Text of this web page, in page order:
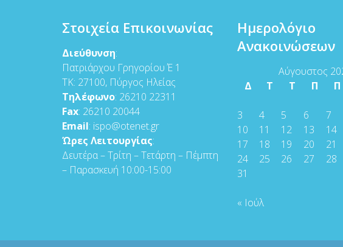
Στοιχεία Επικοινωνίας
Διεύθυνση:
Πατριάρχου Γρηγορίου Έ 1
ΤΚ: 27100, Πύργος Ηλείας
Τηλέφωνο: 26210 22311
Fax: 26210 20044
Email: ispo@otenet.gr
Ώρες Λειτουργίας:
Δευτέρα – Τρίτη – Τετάρτη – Πέμπτη
– Παρασκευή 10:00-15:00
Ημερολόγιο
Ανακοινώσεων
Αύγουστος
Δ
Τ Τ Π Π
3
4 5 6 7
10
11 12 13 14
17
18 19 20 21
24
25 26 27 28
31
« Ιούλ